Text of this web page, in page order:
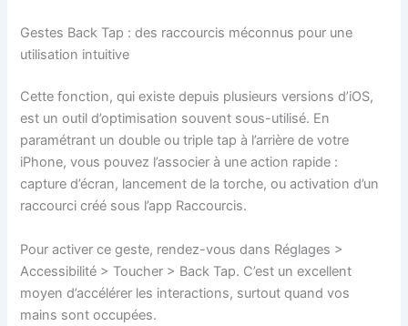
Gestes Back Tap : des raccourcis méconnus pour une
utilisation intuitive
Cette fonction, qui existe depuis plusieurs versions d’iOS,
est un outil d’optimisation souvent sous-utilisé. En
paramétrant un double ou triple tap à l’arrière de votre
iPhone, vous pouvez l’associer à une action rapide :
capture d’écran, lancement de la torche, ou activation d’un
raccourci créé sous l’app Raccourcis.
Pour activer ce geste, rendez-vous dans Réglages >
Accessibilité > Toucher > Back Tap. C’est un excellent
moyen d’accélérer les interactions, surtout quand vos
mains sont occupées.